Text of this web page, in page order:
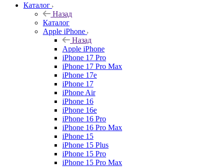
Каталог
Назад
Каталог
Apple iPhone
Назад
Apple iPhone
iPhone 17 Pro
iPhone 17 Pro Max
iPhone 17e
iPhone 17
iPhone Air
iPhone 16
iPhone 16e
iPhone 16 Pro
iPhone 16 Pro Max
iPhone 15
iPhone 15 Plus
iPhone 15 Pro
iPhone 15 Pro Max